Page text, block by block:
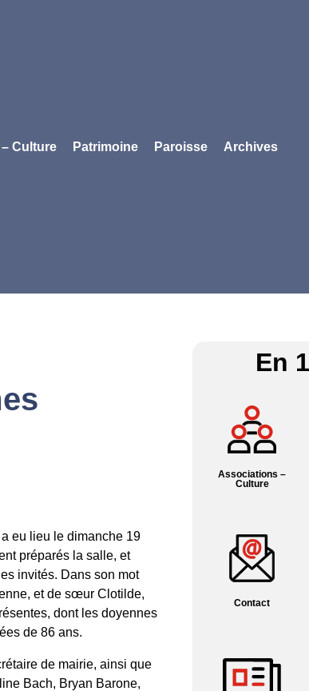
Culture Patrimoine Paroisse Archives
eu lieu le dimanche 19
préparés la salle, et
invités. Dans son mot
et de sœur Clotilde,
dont les doyennes
de 86 ans.
de mairie, ainsi que
Bach, Bryan Barone,
En
Associations –
Culture
Contact